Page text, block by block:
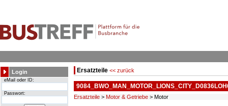
Login
eMail oder ID:
Passwort:
Ersatzteile << zurück
Ersatzteile > Motor & Getriebe > Motor